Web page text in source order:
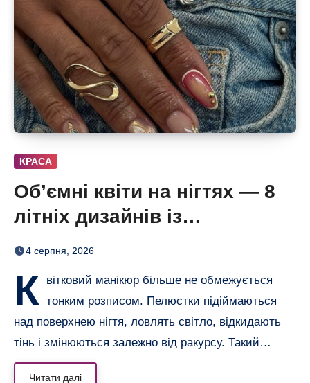
КРАСА
Об’ємні квіти на нігтях — 8
літніх дизайнів із
неймовірним 3D-ефектом
4 серпня, 2026
К
вітковий манікюр більше не обмежується
тонким розписом. Пелюстки підіймаються
над поверхнею нігтя, ловлять світло, відкидають
тінь і змінюються залежно від ракурсу. Такий…
Читати далі